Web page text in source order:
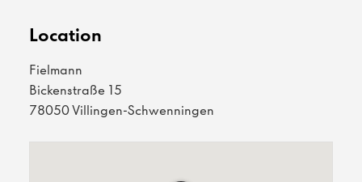
Location
Fielmann
Bickenstraße 15
78050 Villingen-Schwenningen